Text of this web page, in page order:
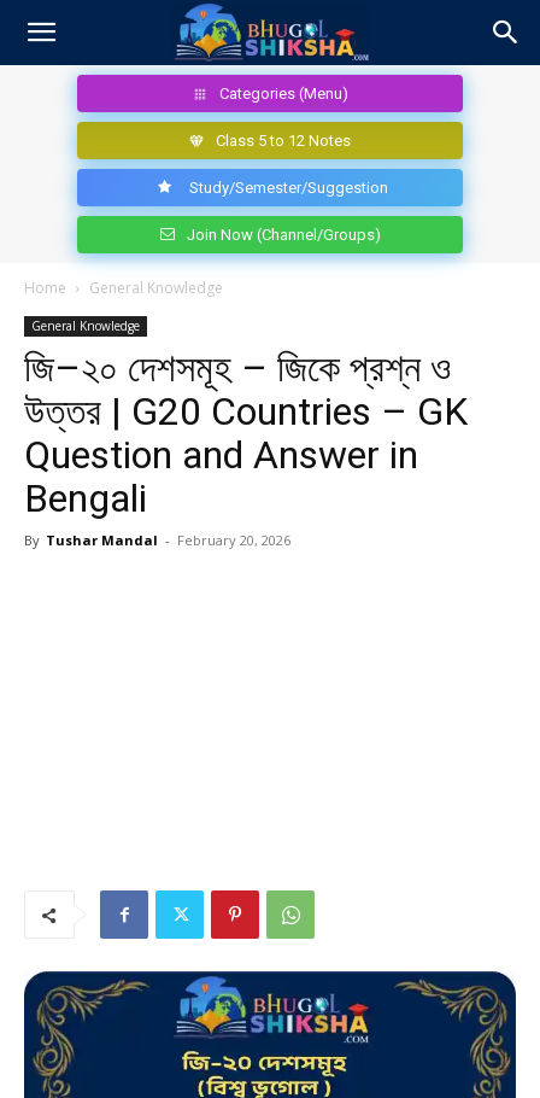
Categories (Menu)
Class 5 to 12 Notes
Study/Semester/Suggestion
Join Now (Channel/Groups)
Home General Knowledge
General Knowledge
জি–২০ দেশসমূহ – জিকে প্রশ্ন ও
উত্তর | G20 Countries – GK
Question and Answer in
Bengali
By Tushar Mandal - February 20, 2026